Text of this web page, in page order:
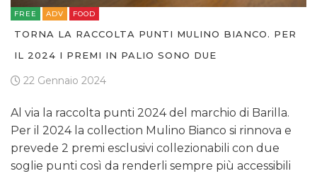
FREE ADV FOOD
TORNA LA RACCOLTA PUNTI MULINO BIANCO. PER
IL 2024 I PREMI IN PALIO SONO DUE
22 Gennaio 2024
Al via la raccolta punti 2024 del marchio di Barilla.
Per il 2024 la collection Mulino Bianco si rinnova e
prevede 2 premi esclusivi collezionabili con due
soglie punti così da renderli sempre più accessibili